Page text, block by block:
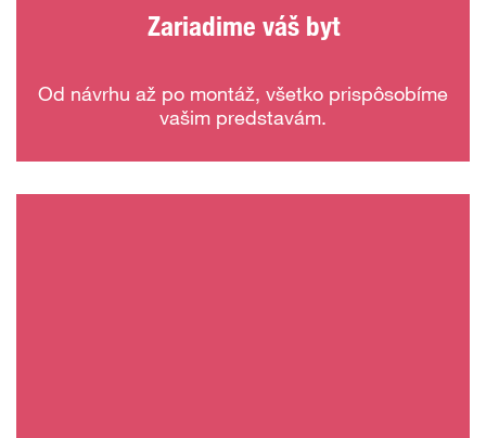
Zariadime váš byt
Od návrhu až po montáž, všetko prispôsobíme
vašim predstavám.